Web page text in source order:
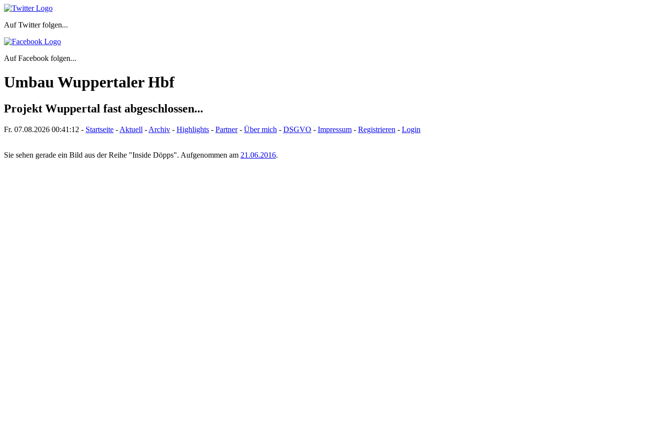
Auf Twitter folgen...
Auf Facebook folgen...
Umbau Wuppertaler Hbf
Projekt Wuppertal fast abgeschlossen...
Fr. 07.08.2026 00:41:12 - Startseite - Aktuell - Archiv - Highlights - Partner- Über mich - DSGVO - Impressum - Registrieren - Login
Sie sehen gerade ein Bild aus der Reihe "Inside Döpps". Aufgenommen am 21.06.2016.